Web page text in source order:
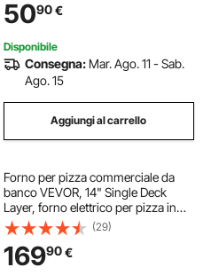
Barbecue all'Aperto, Forno Interno
5090€
Disponibile
Consegna: Mar. Ago. 11 - Sab.
Ago. 15
Aggiungi al carrello
Forno per pizza commerciale da
banco VEVOR, 14" Single Deck
Layer, forno elettrico per pizza in
acciaio inox con pietra e maniglia,
macchina per pizza multiuso per
interni per ristoranti, pretzel al forno
(29)
16990€